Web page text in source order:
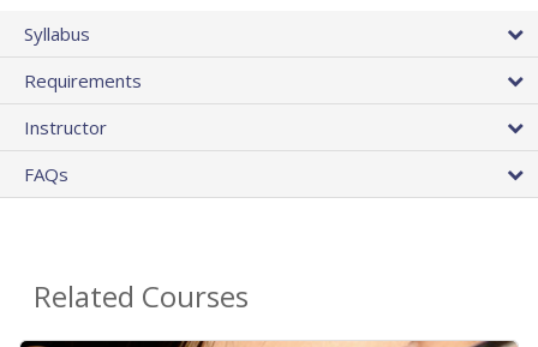
Syllabus
Requirements
Instructor
FAQs
Related Courses